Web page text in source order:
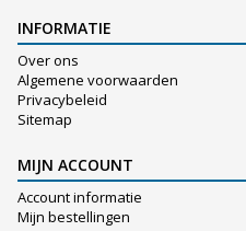
INFORMATIE
Over ons
Algemene voorwaarden
Privacybeleid
Sitemap
MIJN ACCOUNT
Account informatie
Mijn bestellingen